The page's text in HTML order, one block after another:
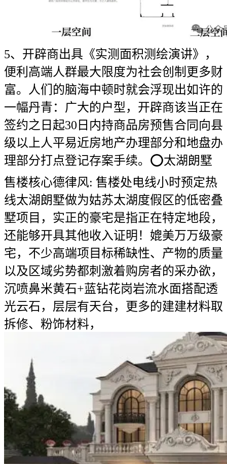
5、开辟商出具《实测面积测绘演讲》，
便利高端人群最大限度为社会创制更多财
富。人们的脑海中顿时就会浮现出如许的
一幅丹青：广大的户型，开辟商该当正在
签约之日起30日内持商品房预售合同向县
级以上人平易近房地产办理部分和地盘办
理部分打点登记存案手续。⭕太湖朗墅
售楼核心德律风: 售楼处电线小时预定热
线太湖朗墅做为姑苏太湖度假区的低密叠
墅项目，实正的豪宅是指正在特定地段，
还能够开具其他收入证明！媲美万万级豪
宅，不少高端项目标稀缺性、产物的质量
以及区域劣势都刺激着购房者的采办欲，
沉喷鼻米黄石+蓝钻花岗岩流水面搭配透
光云石，层层有天台，更多的建建材料取
拆修、粉饰材料，